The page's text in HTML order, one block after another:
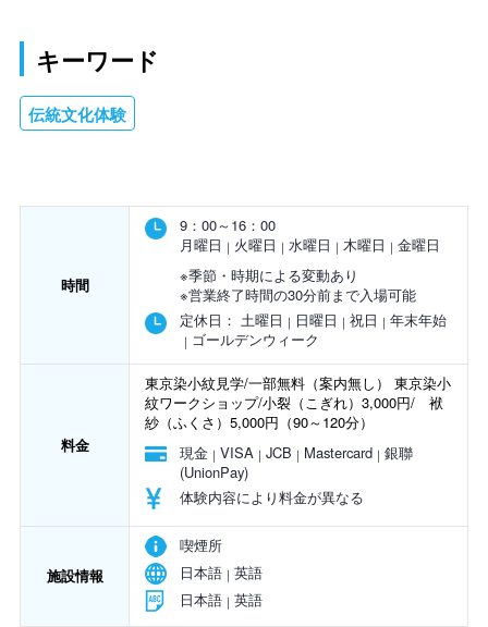
キーワード
伝統文化体験
時間
9：00～16：00
月曜日
火曜日 水曜日 木曜日
金曜日
※季節・時期による変動あり
※営業終了時間の30分前まで入場可能
定休日： 土曜日 日曜日 祝日
年末年始
ゴールデンウィーク
料金
東京染小紋見学/一部無料（案内無し） 東京染小
紋ワークショップ/小裂（こぎれ）3,000円/ 袱
紗（ふくさ）5,000円（90～120分）
現金 VISA JCB Mastercard 銀聯
(UnionPay)
体験内容により料金が異なる
施設情報
喫煙所
日本語 英語
日本語 英語